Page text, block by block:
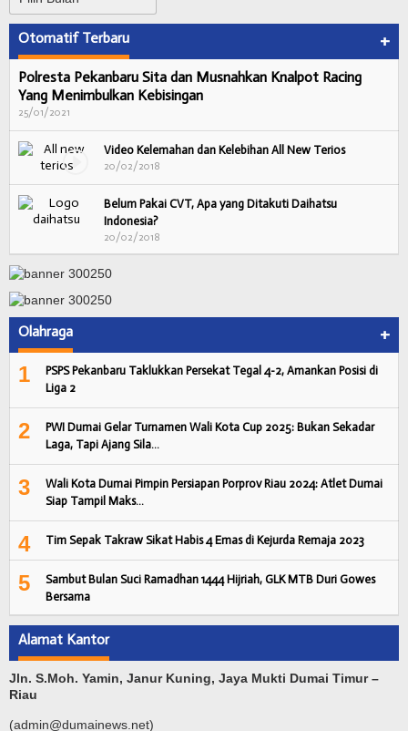
Otomatif Terbaru +
Polresta Pekanbaru Sita dan Musnahkan Knalpot Racing
Yang Menimbulkan Kebisingan
25/01/2021
Video Kelemahan dan Kelebihan All New Terios
20/02/2018
Belum Pakai CVT, Apa yang Ditakuti Daihatsu
Indonesia?
20/02/2018
Olahraga +
1
PSPS Pekanbaru Taklukkan Persekat Tegal 4-2, Amankan Posisi di
Liga 2
2
PWI Dumai Gelar Turnamen Wali Kota Cup 2025: Bukan Sekadar
Laga, Tapi Ajang Sila…
3
Wali Kota Dumai Pimpin Persiapan Porprov Riau 2024: Atlet Dumai
Siap Tampil Maks…
4 Tim Sepak Takraw Sikat Habis 4 Emas di Kejurda Remaja 2023
5
Sambut Bulan Suci Ramadhan 1444 Hijriah, GLK MTB Duri Gowes
Bersama
Alamat Kantor
Jln. S.Moh. Yamin, Janur Kuning, Jaya Mukti Dumai Timur –
Riau
(admin@dumainews.net)